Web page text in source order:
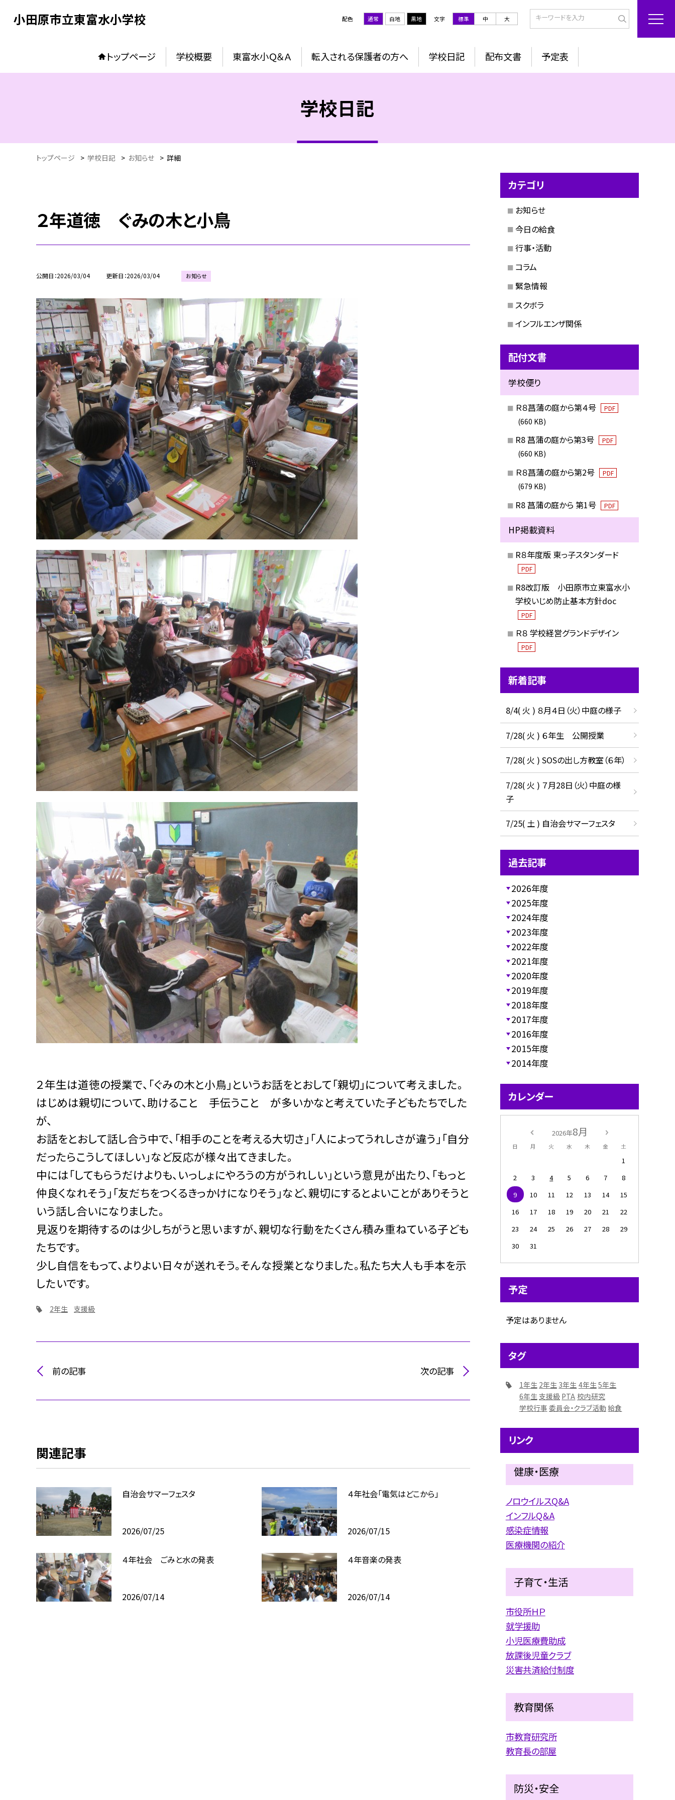
小田原市立東富水小学校 配色 通常 白地 黒地 文字 標準 中 大
トップページ 学校概要 東富水小Ｑ＆Ａ 転入される保護者の方へ 学校日記 配布文書 予定表
学校日記
トップページ > 学校日記 > お知らせ > 詳細
２年道徳 ぐみの木と小鳥
公開日 2026/03/04 更新日 2026/03/04 お知らせ
２年生は道徳の授業で、「ぐみの木と小鳥」というお話をとおして「親切」について考えました。
はじめは親切について、助けること 手伝うこと が多いかなと考えていた子どもたちでした
が、
お話をとおして話し合う中で、「相手のことを考える大切さ」「人によってうれしさが違う」「自分
だったらこうしてほしい」など反応が様々出てきました。
中には「してもらうだけよりも、いっしょにやろうの方がうれしい」という意見が出たり、「もっと
仲良くなれそう」「友だちをつくるきっかけになりそう」など、親切にするとよいことがありそうと
いう話し合いになりました。
見返りを期待するのは少しちがうと思いますが、親切な行動をたくさん積み重ねている子ども
たちです。
少し自信をもって、よりよい日々が送れそう。そんな授業となりました。私たち大人も手本を示
したいです。
2年生 支援級
前の記事 次の記事
関連記事
自治会サマーフェスタ
2026/07/25
４年社会「電気はどこから」
2026/07/15
４年社会 ごみと水の発表
2026/07/14
４年音楽の発表
2026/07/14
カテゴリ
お知らせ
今日の給食
行事・活動
コラム
緊急情報
スクボラ
インフルエンザ関係
配付文書
学校便り
Ｒ８菖蒲の庭から第４号 PDF
(660 KB)
R8 菖蒲の庭から第3号 PDF
(660 KB)
Ｒ８菖蒲の庭から第2号 PDF
(679 KB)
R8 菖蒲の庭から 第1号 PDF
HP掲載資料
R８年度版 東っ子スタンダード
PDF
R8改訂版 小田原市立東富水小
学校いじめ防止基本方針doc
PDF
Ｒ８ 学校経営グランドデザイン
PDF
新着記事
8/4( 火 ) ８月４日（火）中庭の様子
7/28( 火 ) ６年生 公開授業
7/28( 火 ) SOSの出し方教室（６年）
7/28( 火 ) ７月28日（火）中庭の様
子
7/25( 土 ) 自治会サマーフェスタ
過去記事
2026年度
2025年度
2024年度
2023年度
2022年度
2021年度
2020年度
2019年度
2018年度
2017年度
2016年度
2015年度
2014年度
カレンダー
2026年8月
日 月 火 水 木 金 土
1
2
3 4 5 6 7
8
9
10 11 12 13 14
15
16
17 18 19 20 21
22
23
24 25 26 27 28
29
30
31
予定
予定はありません
タグ
1年生 2年生 3年生 4年生 5年生
6年生 支援級 PTA 校内研究
学校行事 委員会・クラブ活動 給食
リンク
健康・医療
ノロウイルスQ&A
インフルQ＆A
感染症情報
医療機関の紹介
子育て・生活
市役所ＨＰ
就学援助
小児医療費助成
放課後児童クラブ
災害共済給付制度
教育関係
市教育研究所
教育長の部屋
防災・安全